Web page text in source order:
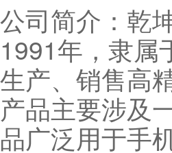
公司简介：乾
1991年，隶属
生产、销售高
产品主要涉及
品广泛用于手